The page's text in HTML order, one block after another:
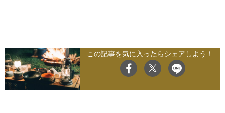
この記事を気に入ったらシェアしよう！